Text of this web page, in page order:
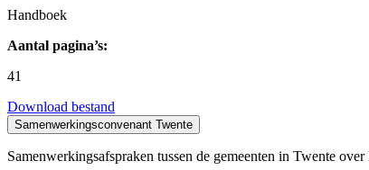
Handboek
Aantal pagina’s:
41
Download bestand
Samenwerkingsconvenant Twente
Samenwerkingsafspraken tussen de gemeenten in Twente over